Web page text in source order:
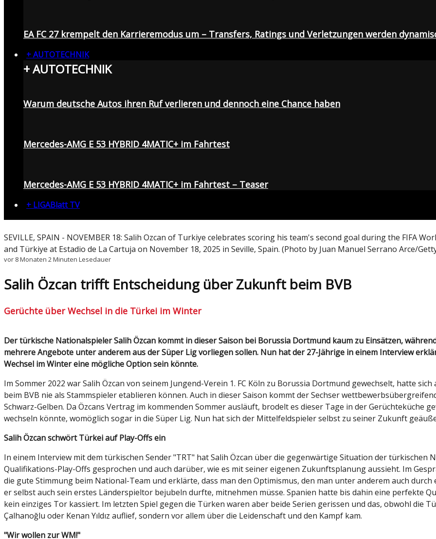
EA FC 27 krempelt den Karrieremodus um – Transfers, Ratings und Verletzungen werden
+ AUTOTECHNIK
+ AUTOTECHNIK
Warum deutsche Autos ihren Ruf verlieren und dennoch eine Chance haben
Mercedes-AMG E 53 HYBRID 4MATIC+ im Fahrtest
Mercedes-AMG E 53 HYBRID 4MATIC+ im Fahrtest – Teaser
+ LIGABlatt TV
SEVILLE, SPAIN - NOVEMBER 18: Salih Ozcan of Turkiye celebrates scoring his team's second goal during the FIFA
and Türkiye at Estadio de La Cartuja on November 18, 2025 in Seville, Spain. (Photo by Juan Manuel Serrano Arce/
vor 8 Monaten 2 Minuten Lesedauer
Salih Özcan trifft Entscheidung über Zukunft beim BVB
Gerüchte über Wechsel in die Türkei im Winter
Der türkische Nationalspieler Salih Özcan kommt in dieser Saison bei Borussia Dortmund kaum zu Einsätzen, während ihm aber laut eigenen Aussagen gleich
mehrere Angebote unter anderem aus der Süper Lig vorliegen sollen. Nun hat der 27-Jährige in einem Interview
Wechsel im Winter eine mögliche Option sein könnte.
Im Sommer 2022 war Salih Özcan von seinem Jungend-Verein 1. FC Köln zu Borussia Dortmund gewechselt, hatte
beim BVB nie als Stammspieler etablieren können. Auch in dieser Saison kommt der Sechser
Schwarz-Gelben. Da Özcans Vertrag im kommenden Sommer ausläuft, brodelt es dieser Tage in der Gerüchteküche
wechseln könnte, womöglich sogar in die Süper Lig. Nun hat sich der Mittelfeldspieler selbst zu seiner Zukunft
Salih Özcan schwört Türkei auf Play-Offs ein
In einem Interview mit dem türkischen Sender "TRT" hat Salih Özcan über die gegenwärtige Situation der türkischen
Qualifikations-Play-Offs gesprochen und auch darüber, wie es mit seiner eigenen Zukunftsplanung aussieht. Im
die gute Stimmung beim National-Team und erklärte, dass man den Optimismus, den man unter anderem auch
er selbst auch sein erstes Länderspieltor bejubeln durfte, mitnehmen müsse. Spanien hatte bis dahin eine perfekte
kein einziges Tor kassiert. Im letzten Spiel gegen die Türken waren aber beide Serien gerissen und das, obwohl die
Çalhanoğlu oder Kenan Yıldız auflief, sondern vor allem über die Leidenschaft und den Kampf kam.
"Wir wollen zur WM!"